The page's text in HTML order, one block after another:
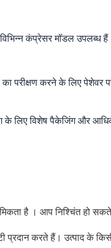
कंप्रेसर मॉडल उपलब्ध
परीक्षण करने के लिए पेशेवर
के लिए विशेष पैकेजिंग और
है । आप निश्चिंत हो सकते
प्रदान करते हैं। उत्पाद के